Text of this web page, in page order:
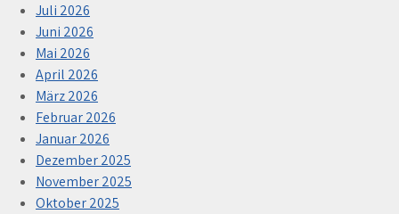
Juli 2026
Juni 2026
Mai 2026
April 2026
März 2026
Februar 2026
Januar 2026
Dezember 2025
November 2025
Oktober 2025